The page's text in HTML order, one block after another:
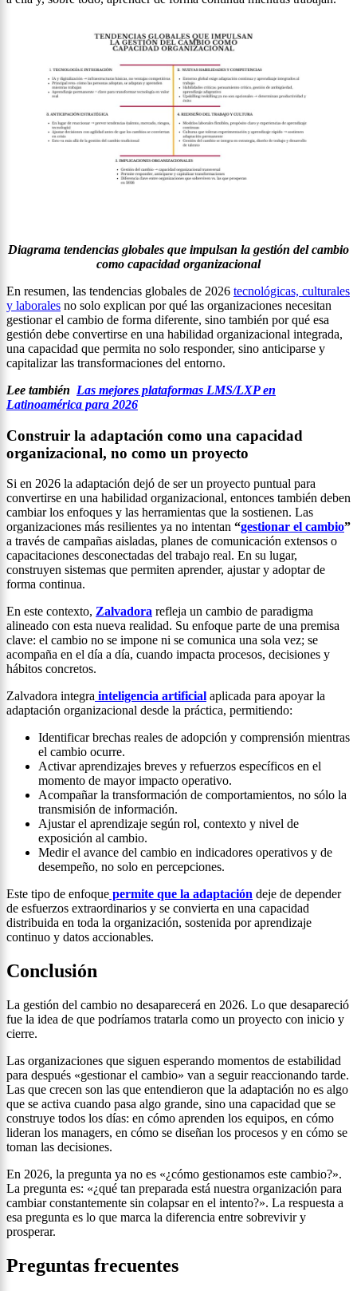
Diagrama tendencias globales que impulsan la gestión del cambio
como capacidad organizacional
En resumen, las tendencias globales de 2026 tecnológicas, culturales
y laborales no solo explican por qué las organizaciones necesitan
gestionar el cambio de forma diferente, sino también por qué esa
gestión debe convertirse en una habilidad organizacional integrada,
una capacidad que permita no solo responder, sino anticiparse y
capitalizar las transformaciones del entorno.
Lee también Las mejores plataformas LMS/LXP en
Latinoamérica para 2026
Construir la adaptación como una capacidad
organizacional, no como un proyecto
Si en 2026 la adaptación dejó de ser un proyecto puntual para
convertirse en una habilidad organizacional, entonces también deben
cambiar los enfoques y las herramientas que la sostienen. Las
organizaciones más resilientes ya no intentan “gestionar el cambio”
a través de campañas aisladas, planes de comunicación extensos o
capacitaciones desconectadas del trabajo real. En su lugar,
construyen sistemas que permiten aprender, ajustar y adoptar de
forma continua.
En este contexto, Zalvadora refleja un cambio de paradigma
alineado con esta nueva realidad. Su enfoque parte de una premisa
clave: el cambio no se impone ni se comunica una sola vez; se
acompaña en el día a día, cuando impacta procesos, decisiones y
hábitos concretos.
Zalvadora integra inteligencia artificial aplicada para apoyar la
adaptación organizacional desde la práctica, permitiendo:
Identificar brechas reales de adopción y comprensión mientras
el cambio ocurre.
Activar aprendizajes breves y refuerzos específicos en el
momento de mayor impacto operativo.
Acompañar la transformación de comportamientos, no sólo la
transmisión de información.
Ajustar el aprendizaje según rol, contexto y nivel de
exposición al cambio.
Medir el avance del cambio en indicadores operativos y de
desempeño, no solo en percepciones.
Este tipo de enfoque permite que la adaptación deje de depender
de esfuerzos extraordinarios y se convierta en una capacidad
distribuida en toda la organización, sostenida por aprendizaje
continuo y datos accionables.
Conclusión
La gestión del cambio no desaparecerá en 2026. Lo que desapareció
fue la idea de que podríamos tratarla como un proyecto con inicio y
cierre.
Las organizaciones que siguen esperando momentos de estabilidad
para después «gestionar el cambio» van a seguir reaccionando tarde.
Las que crecen son las que entendieron que la adaptación no es algo
que se activa cuando pasa algo grande, sino una capacidad que se
construye todos los días: en cómo aprenden los equipos, en cómo
lideran los managers, en cómo se diseñan los procesos y en cómo se
toman las decisiones.
En 2026, la pregunta ya no es «¿cómo gestionamos este cambio?».
La pregunta es: «¿qué tan preparada está nuestra organización para
cambiar constantemente sin colapsar en el intento?». La respuesta a
esa pregunta es lo que marca la diferencia entre sobrevivir y
prosperar.
Preguntas frecuentes